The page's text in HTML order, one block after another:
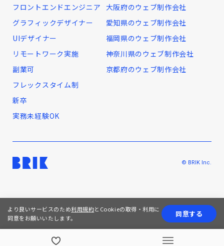
フロントエンドエンジニア
グラフィックデザイナー
UIデザイナー
リモートワーク実施
副業可
フレックスタイム制
新卒
実務未経験OK
大阪府のウェブ制作会社
愛知県のウェブ制作会社
福岡県のウェブ制作会社
神奈川県のウェブ制作会社
京都府のウェブ制作会社
© BRIK Inc.
より良いサービスのため利用規約とCookieの取得・利用に
同意をお願いいたします。
同意する